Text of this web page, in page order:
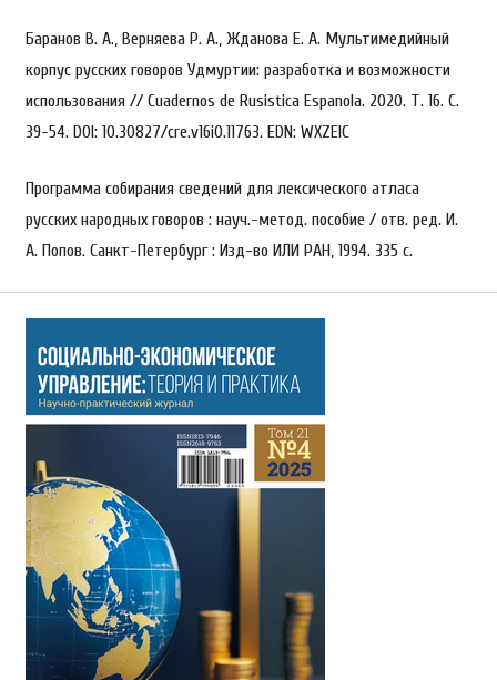
Баранов В. А., Верняева Р. А., Жданова Е. А. Мультимедийный
корпус русских говоров Удмуртии: разработка и возможности
использования // Cuadernos de Rusistica Espanola. 2020. Т. 16. С.
39-54. DOI: 10.30827/cre.v16i0.11763. EDN: WXZEIC
Программа собирания сведений для лексического атласа
русских народных говоров : науч.-метод. пособие / отв. ред. И.
А. Попов. Санкт-Петербург : Изд-во ИЛИ РАН, 1994. 335 с.